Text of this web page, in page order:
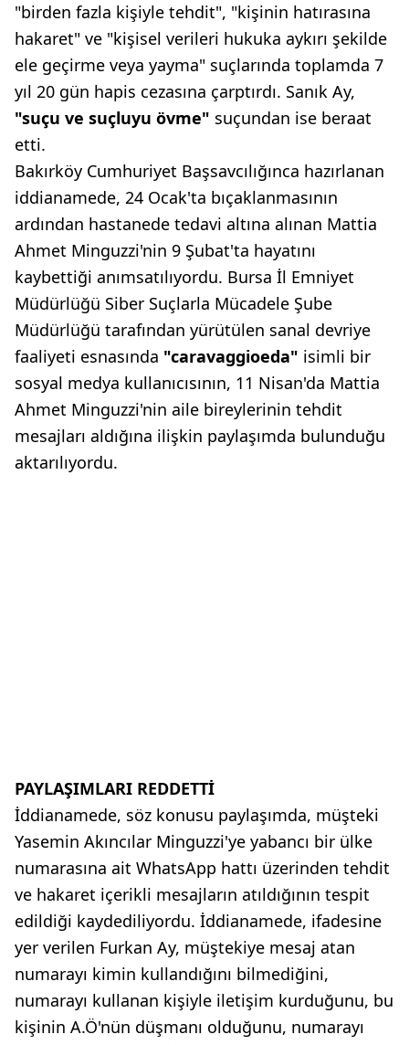
"birden fazla kişiyle tehdit", "kişinin hatırasına
hakaret" ve "kişisel verileri hukuka aykırı şekilde
ele geçirme veya yayma" suçlarında toplamda 7
yıl 20 gün hapis cezasına çarptırdı. Sanık Ay,
"suçu ve suçluyu övme" suçundan ise beraat
etti.
Bakırköy Cumhuriyet Başsavcılığınca hazırlanan
iddianamede, 24 Ocak'ta bıçaklanmasının
ardından hastanede tedavi altına alınan Mattia
Ahmet Minguzzi'nin 9 Şubat'ta hayatını
kaybettiği anımsatılıyordu. Bursa İl Emniyet
Müdürlüğü Siber Suçlarla Mücadele Şube
Müdürlüğü tarafından yürütülen sanal devriye
faaliyeti esnasında "caravaggioeda" isimli bir
sosyal medya kullanıcısının, 11 Nisan'da Mattia
Ahmet Minguzzi'nin aile bireylerinin tehdit
mesajları aldığına ilişkin paylaşımda bulunduğu
aktarılıyordu.
PAYLAŞIMLARI REDDETTİ
İddianamede, söz konusu paylaşımda, müşteki
Yasemin Akıncılar Minguzzi'ye yabancı bir ülke
numarasına ait WhatsApp hattı üzerinden tehdit
ve hakaret içerikli mesajların atıldığının tespit
edildiği kaydediliyordu. İddianamede, ifadesine
yer verilen Furkan Ay, müştekiye mesaj atan
numarayı kimin kullandığını bilmediğini,
numarayı kullanan kişiyle iletişim kurduğunu, bu
kişinin A.Ö'nün düşmanı olduğunu, numarayı